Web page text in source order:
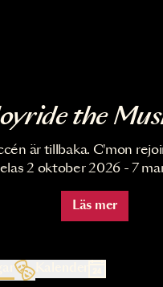
the
är tillbaka. C'mon
2 oktober 2026 - 7
Läs mer
Kalender